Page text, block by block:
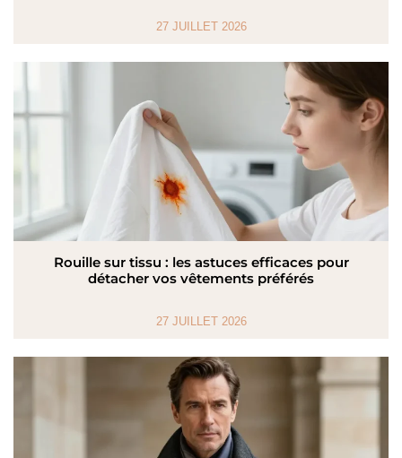
27 JUILLET 2026
Rouille sur tissu : les astuces efficaces pour
détacher vos vêtements préférés
27 JUILLET 2026